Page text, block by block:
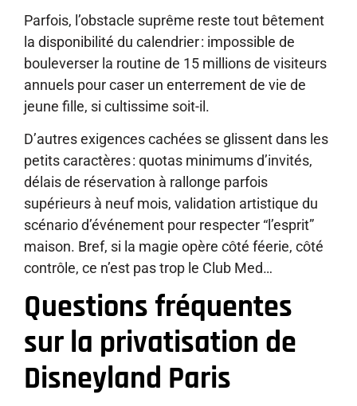
Parfois, l’obstacle suprême reste tout bêtement
la disponibilité du calendrier : impossible de
bouleverser la routine de 15 millions de visiteurs
annuels pour caser un enterrement de vie de
jeune fille, si cultissime soit-il.
D’autres exigences cachées se glissent dans les
petits caractères : quotas minimums d’invités,
délais de réservation à rallonge parfois
supérieurs à neuf mois, validation artistique du
scénario d’événement pour respecter “l’esprit”
maison. Bref, si la magie opère côté féerie, côté
contrôle, ce n’est pas trop le Club Med…
Questions fréquentes
sur la privatisation de
Disneyland Paris